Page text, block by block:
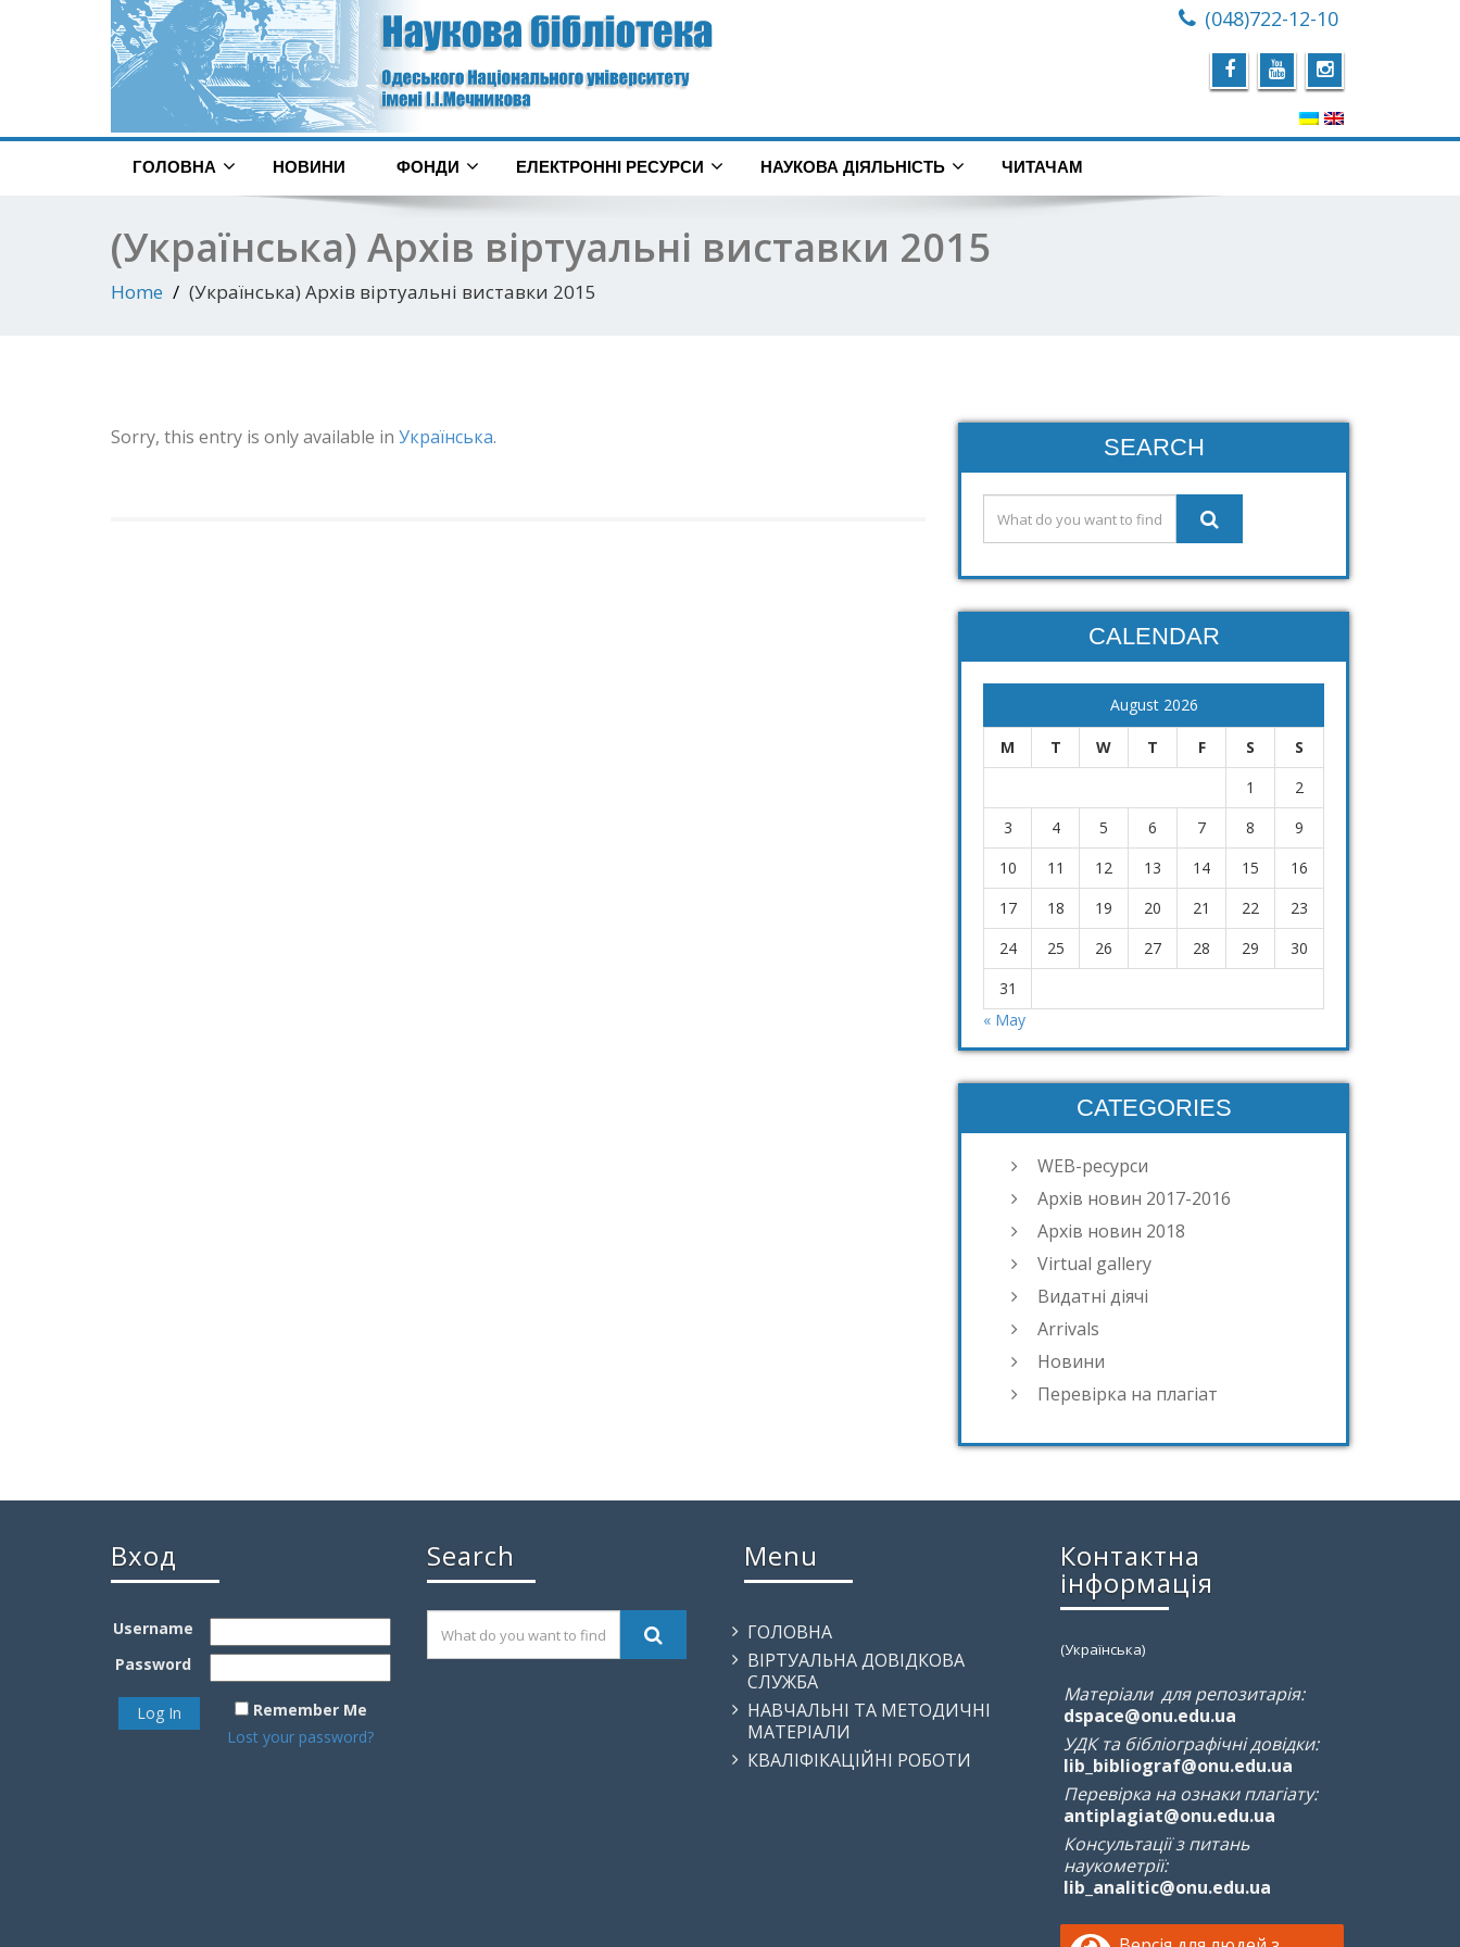
(048)722-12-10
ГОЛОВНА НОВИНИ ФОНДИ ЕЛЕКТРОННІ РЕСУРСИ НАУКОВА ДІЯЛЬНІСТЬ ЧИТАЧАМ
(Українська) Архів віртуальні виставки 2015
Home (Українська) Архів віртуальні виставки 2015
Sorry, this entry is only available in Українська. SEARCH
CALENDAR
August 2026
M T W T F S
S
1
2
3
4 5 6 7 8
9
10
11 12 13 14 15
16
17
18 19 20 21 22
23
24
25 26 27 28 29
30
31
« May
CATEGORIES
WEB-ресурси
Архів новин 2017-2016
Архів новин 2018
Virtual gallery
Видатні діячі
Arrivals
Новини
Перевірка на плагіат
Вход
Username
Password
Remember Me
Lost your password?
Search Menu
ГОЛОВНА
ВІРТУАЛЬНА ДОВІДКОВА
СЛУЖБА
НАВЧАЛЬНІ ТА МЕТОДИЧНІ
МАТЕРІАЛИ
КВАЛІФІКАЦІЙНІ РОБОТИ
Контактна
інформація
(Українська)
Матеріали для репозитарія:
dspace@onu.edu.ua
УДК та бібліографічні довідки:
lib_bibliograf@onu.edu.ua
Перевірка на ознаки плагіату:
antiplagiat@onu.edu.ua
Консультації з питань
наукометрії:
lib_analitic@onu.edu.ua